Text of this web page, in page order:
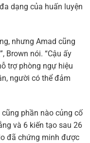
dạng của huấn luyện
nhưng Amad cũng
Brown nói. “Cậu ấy
trợ phòng ngự hiệu
người có thể đảm
phần nào củng cố
và 6 kiến tạo sau 26
đã chứng minh được